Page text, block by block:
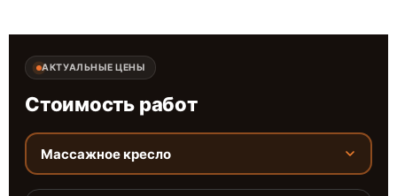
АКТУАЛЬНЫЕ ЦЕНЫ
Стоимость работ
Массажное кресло